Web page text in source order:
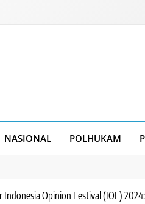
NASIONAL POLHUKAM
Indonesia Opinion Festival (IOF)